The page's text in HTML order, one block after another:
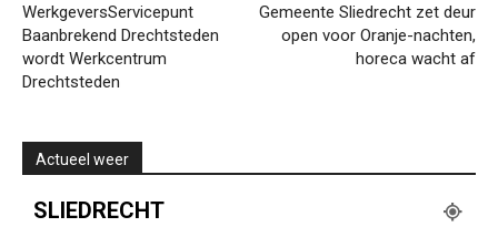
WerkgeversServicepunt
Baanbrekend Drechtsteden
wordt Werkcentrum
Drechtsteden
Gemeente Sliedrecht zet deur
open voor Oranje-nachten,
horeca wacht af
Actueel weer
SLIEDRECHT